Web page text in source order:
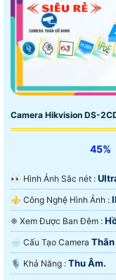
Camera Hikvision DS-
45%
️👀 Hình Ảnh Sắc nét :
⚜️ Công Nghệ Hình Ảnh :
❈ Xem Được Ban Đêm :
🌧️ Cấu Tạo Camera
️🎙 Khả Năng : Thu Âm.